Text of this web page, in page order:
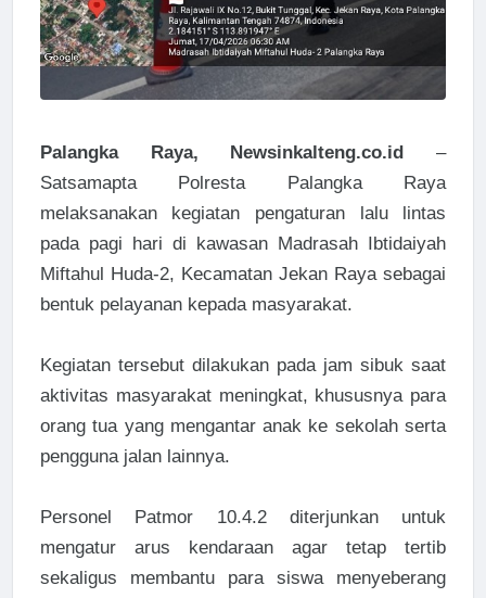
Palangka Raya, Newsinkalteng.co.id –
Satsamapta Polresta Palangka Raya
melaksanakan kegiatan pengaturan lalu lintas
pada pagi hari di kawasan Madrasah Ibtidaiyah
Miftahul Huda-2, Kecamatan Jekan Raya sebagai
bentuk pelayanan kepada masyarakat.
Kegiatan tersebut dilakukan pada jam sibuk saat
aktivitas masyarakat meningkat, khususnya para
orang tua yang mengantar anak ke sekolah serta
pengguna jalan lainnya.
Personel Patmor 10.4.2 diterjunkan untuk
mengatur arus kendaraan agar tetap tertib
sekaligus membantu para siswa menyeberang